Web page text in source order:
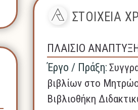
ΣΤΟΙΧΕΙΑ
ΠΛΑΙΣΙΟ
Έργο / Πράξη:
βιβλίων στο
Βιβλιοθήκη